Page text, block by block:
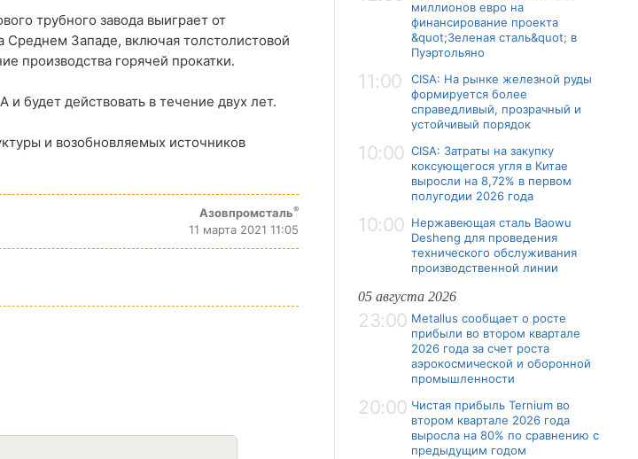
трубного завода выиграет от
Западе, включая толстолистовой
производства горячей прокатки.
будет действовать в течение двух лет.
и возобновляемых источников
Азовпромсталь®
11 марта 2021 11:05
миллионов евро на
финансирование проекта
&quot;Зеленая сталь&quot; в
Пуэртольяно
11:00
CISA: На рынке железной руды
формируется более
справедливый, прозрачный и
устойчивый порядок
10:00 CISA: Затраты на закупку
коксующегося угля в Китае
выросли на 8,72% в первом
полугодии 2026 года
10:00 Нержавеющая сталь Baowu
Desheng для проведения
технического обслуживания
производственной линии
05 августа 2026
23:00 Metallus сообщает о росте
прибыли во втором квартале
2026 года за счет роста
аэрокосмической и оборонной
промышленности
20:00 Чистая прибыль Ternium во
втором квартале 2026 года
выросла на 80% по сравнению с
предыдущим годом